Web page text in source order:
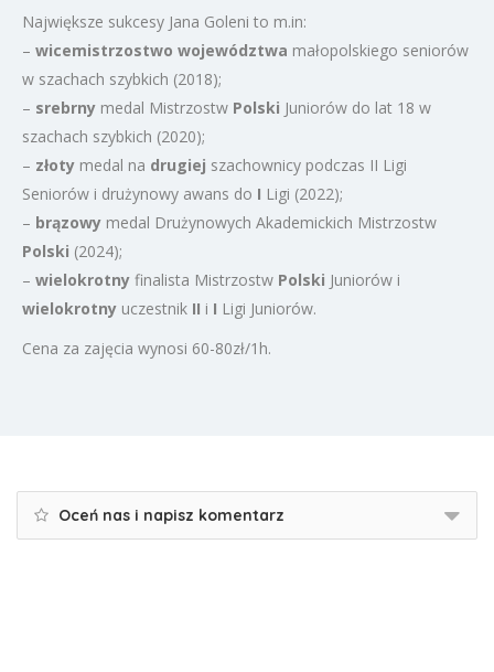
Największe sukcesy Jana Goleni to m.in:
– wicemistrzostwo województwa małopolskiego seniorów
w szachach szybkich (2018);
– srebrny medal Mistrzostw Polski Juniorów do lat 18 w
szachach szybkich (2020);
– złoty medal na drugiej szachownicy podczas II Ligi
Seniorów i drużynowy awans do I Ligi (2022);
– brązowy medal Drużynowych Akademickich Mistrzostw
Polski (2024);
– wielokrotny finalista Mistrzostw Polski Juniorów i
wielokrotny uczestnik II i I Ligi Juniorów.
Cena za zajęcia wynosi 60-80zł/1h.
Oceń nas i napisz komentarz